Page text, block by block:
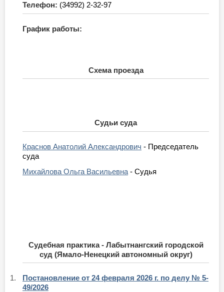
Телефон: (34992) 2-32-97
График работы:
Схема проезда
Судьи суда
Краснов Анатолий Александрович - Председатель
суда
Михайлова Ольга Васильевна - Судья
Судебная практика - Лабытнангский городской
суд (Ямало-Ненецкий автономный округ)
1.
Постановление от 24 февраля 2026 г. по делу № 5-
49/2026